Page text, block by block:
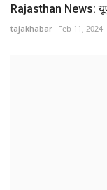
Rajasthan News:
tajakhabar Feb 11, 2024